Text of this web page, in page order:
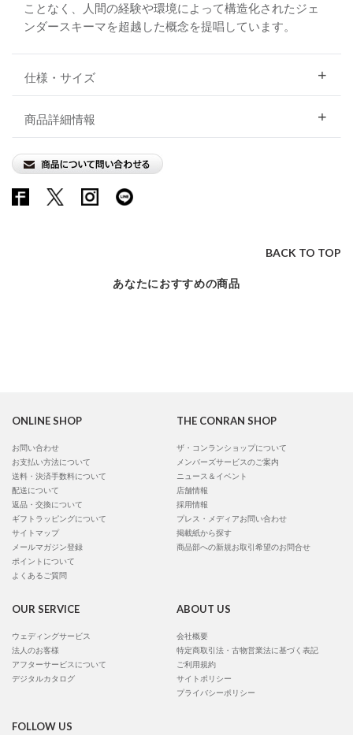
ことなく、人間の経験や環境によって構造化されたジェ
ンダースキーマを超越した概念を提唱しています。
仕様・サイズ
商品詳細情報
BACK TO TOP
あなたにおすすめの商品
ONLINE SHOP
お問い合わせ
お支払い方法について
送料・決済手数料について
配送について
返品・交換について
ギフトラッピングについて
サイトマップ
メールマガジン登録
ポイントについて
よくあるご質問
THE CONRAN SHOP
ザ・コンランショップについて
メンバーズサービスのご案内
ニュース＆イベント
店舗情報
採用情報
プレス・メディアお問い合わせ
掲載紙から探す
商品部への新規お取引希望のお問合せ
OUR SERVICE
ウェディングサービス
法人のお客様
アフターサービスについて
デジタルカタログ
ABOUT US
会社概要
特定商取引法・古物営業法に基づく表記
ご利用規約
サイトポリシー
プライバシーポリシー
FOLLOW US